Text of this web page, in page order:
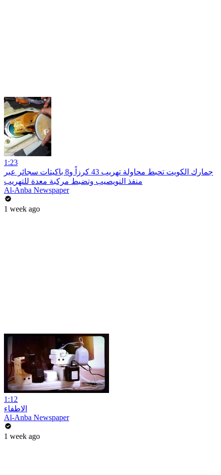
1:23
جمارك الكويت تحبط محاولة تهريب 43 كرزاً و8 باكيتات سجائر عبر
منفذ النويصيب وتضبط مركبة معدة للتهريب
Al-Anba Newspaper
1 week ago
1:12
الاطفاء
Al-Anba Newspaper
1 week ago